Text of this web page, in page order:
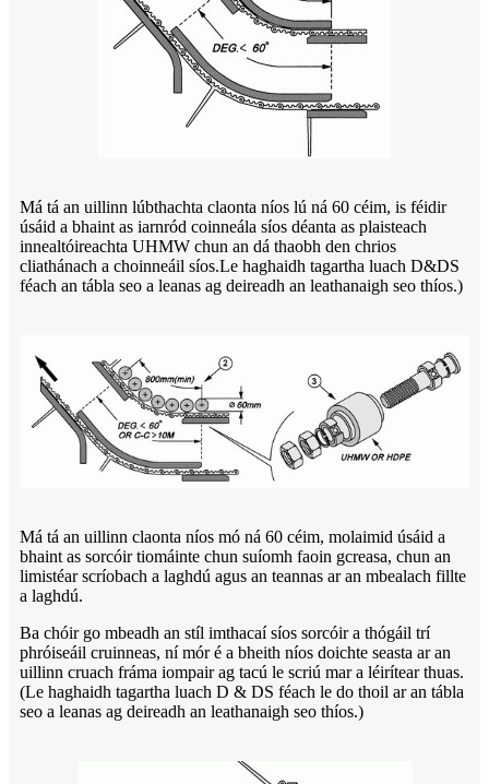
Má tá an uillinn lúbthachta claonta níos lú ná 60 céim, is féidir
úsáid a bhaint as iarnród coinneála síos déanta as plaisteach
innealtóireachta UHMW chun an dá thaobh den chrios
cliathánach a choinneáil síos.Le haghaidh tagartha luach D&DS
féach an tábla seo a leanas ag deireadh an leathanaigh seo thíos.)
Má tá an uillinn claonta níos mó ná 60 céim, molaimid úsáid a
bhaint as sorcóir tiomáinte chun suíomh faoin gcreasa, chun an
limistéar scríobach a laghdú agus an teannas ar an mbealach fillte
a laghdú.
Ba chóir go mbeadh an stíl imthacaí síos sorcóir a thógáil trí
phróiseáil cruinneas, ní mór é a bheith níos doichte seasta ar an
uillinn cruach fráma iompair ag tacú le scriú mar a léirítear thuas.
(Le haghaidh tagartha luach D & DS féach le do thoil ar an tábla
seo a leanas ag deireadh an leathanaigh seo thíos.)